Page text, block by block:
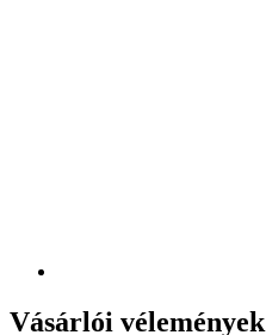
Vásárlói vélemények